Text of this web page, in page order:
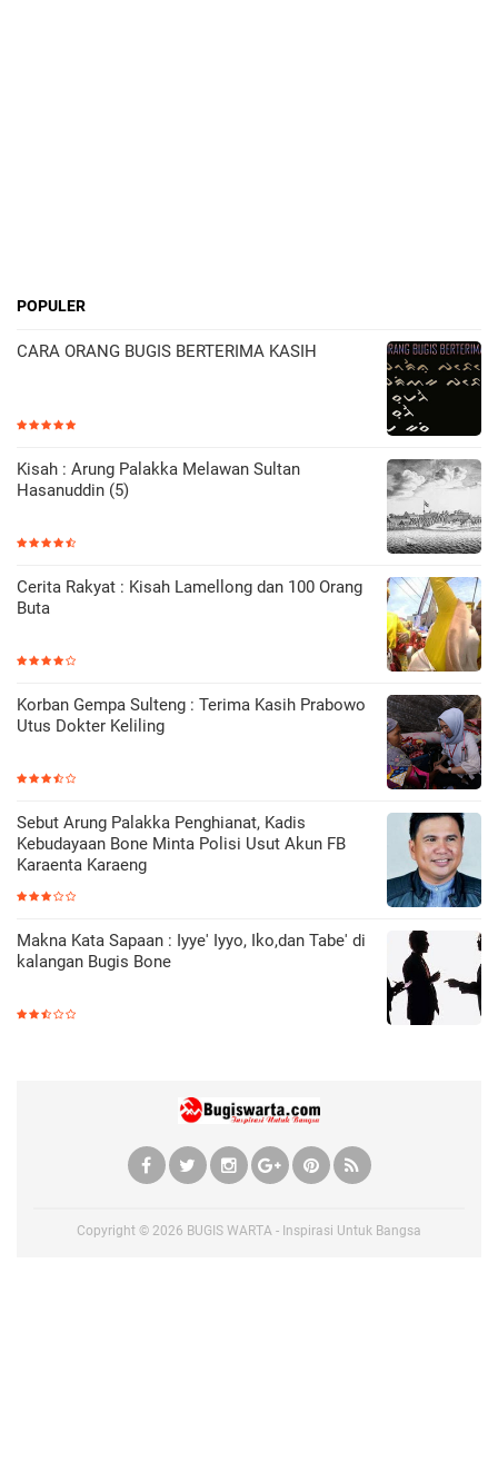
POPULER
CARA ORANG BUGIS BERTERIMA KASIH
Kisah : Arung Palakka Melawan Sultan
Hasanuddin (5)
Cerita Rakyat : Kisah Lamellong dan 100 Orang
Buta
Korban Gempa Sulteng : Terima Kasih Prabowo
Utus Dokter Keliling
Sebut Arung Palakka Penghianat, Kadis
Kebudayaan Bone Minta Polisi Usut Akun FB
Karaenta Karaeng
Makna Kata Sapaan : Iyye' Iyyo, Iko,dan Tabe' di
kalangan Bugis Bone
Copyright © 2026 BUGIS WARTA - Inspirasi Untuk Bangsa